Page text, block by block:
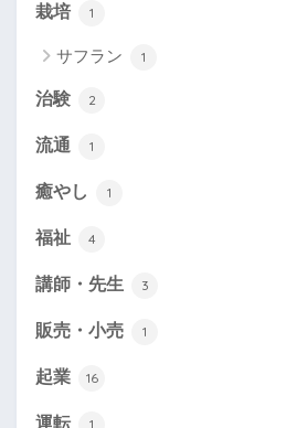
栽培 1
サフラン 1
治験 2
流通 1
癒やし 1
福祉 4
講師・先生 3
販売・小売 1
起業 16
運転 1